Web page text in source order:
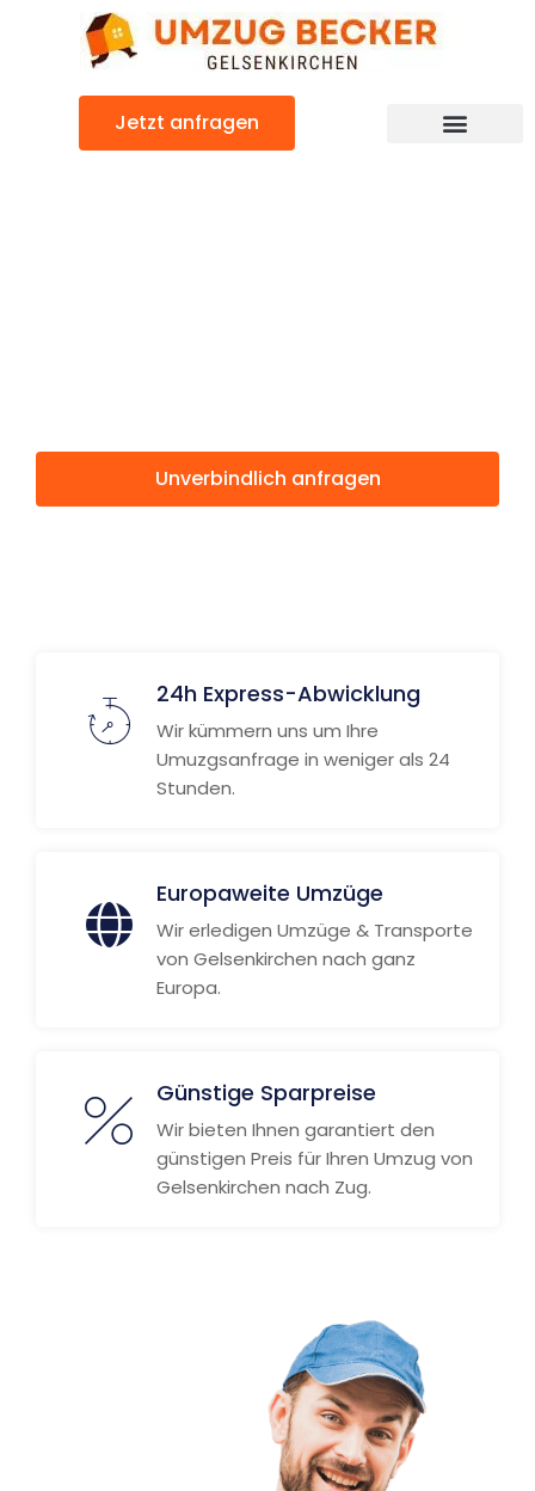
Jetzt anfragen
Unverbindlich anfragen
24h Express-Abwicklung
Wir kümmern uns um Ihre
Umuzgsanfrage in weniger als 24
Stunden.
Europaweite Umzüge
Wir erledigen Umzüge & Transporte
von Gelsenkirchen nach ganz
Europa.
Günstige Sparpreise
Wir bieten Ihnen garantiert den
günstigen Preis für Ihren Umzug von
Gelsenkirchen nach Zug.